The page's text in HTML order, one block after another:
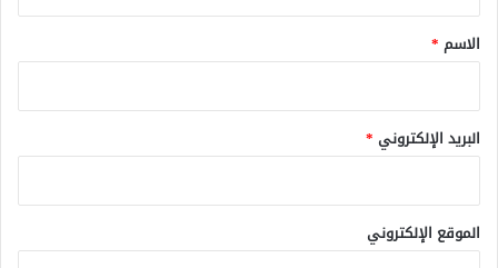
*
الاسم *
البريد الإلكتروني *
الموقع الإلكتروني